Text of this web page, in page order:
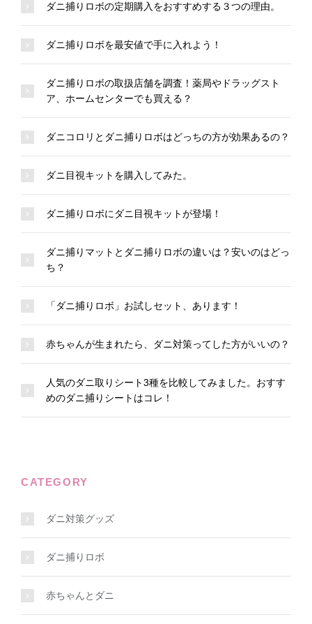
ダニ捕りロボの定期購入をおすすめする３つの理由。
ダニ捕りロボを最安値で手に入れよう！
ダニ捕りロボの取扱店舗を調査！薬局やドラッグスト
ア、ホームセンターでも買える？
ダニコロリとダニ捕りロボはどっちの方が効果あるの？
ダニ目視キットを購入してみた。
ダニ捕りロボにダニ目視キットが登場！
ダニ捕りマットとダニ捕りロボの違いは？安いのはどっ
ち？
「ダニ捕りロボ」お試しセット、あります！
赤ちゃんが生まれたら、ダニ対策ってした方がいいの？
人気のダニ取りシート3種を比較してみました。おすす
めのダニ捕りシートはコレ！
CATEGORY
ダニ対策グッズ
ダニ捕りロボ
赤ちゃんとダニ